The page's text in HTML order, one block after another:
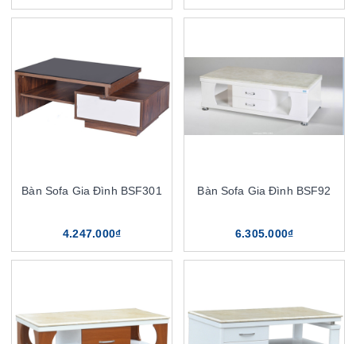
Bàn Sofa Gia Đình BSF301
4.247.000₫
Bàn Sofa Gia Đình BSF92
6.305.000₫